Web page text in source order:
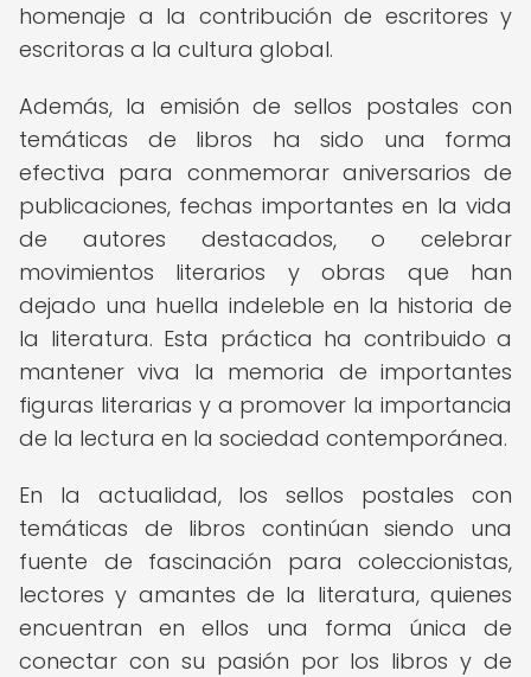
homenaje a la contribución de escritores y
escritoras a la cultura global.
Además, la emisión de sellos postales con
temáticas de libros ha sido una forma
efectiva para conmemorar aniversarios de
publicaciones, fechas importantes en la vida
de autores destacados, o celebrar
movimientos literarios y obras que han
dejado una huella indeleble en la historia de
la literatura. Esta práctica ha contribuido a
mantener viva la memoria de importantes
figuras literarias y a promover la importancia
de la lectura en la sociedad contemporánea.
En la actualidad, los sellos postales con
temáticas de libros continúan siendo una
fuente de fascinación para coleccionistas,
lectores y amantes de la literatura, quienes
encuentran en ellos una forma única de
conectar con su pasión por los libros y de